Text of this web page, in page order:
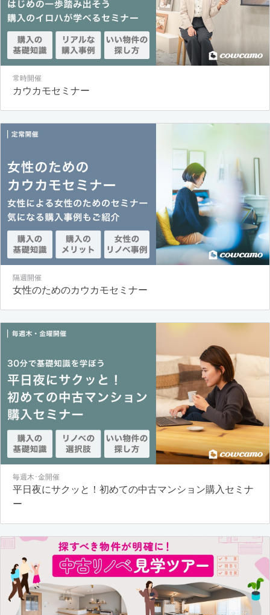
常時開催
カウカモセミナー
隔週開催
女性のためのカウカモセミナー
毎週木･金開催
平日夜にサクッと！初めての中古マンション購入セミナ
ー